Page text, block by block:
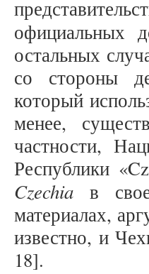
официальных
остальных
со стороны
который
менее,
частности,
Республики
Czechia в
материалах,
известно, и
18].